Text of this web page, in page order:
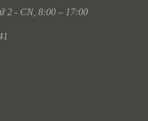
2 - CN, 8:00 – 17:00